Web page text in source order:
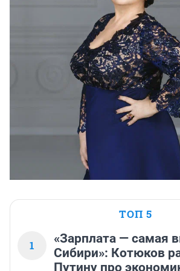
ТОП 5
1
«Зарплата — самая
Сибири»: Котюков
Путину про